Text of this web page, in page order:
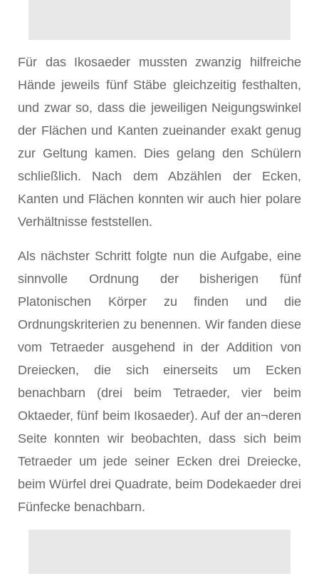
Für das Ikosaeder mussten zwanzig hilfreiche
Hände jeweils fünf Stäbe gleichzeitig festhalten,
und zwar so, dass die jeweiligen Neigungswinkel
der Flächen und Kanten zueinander exakt genug
zur Geltung kamen. Dies gelang den Schülern
schließlich. Nach dem Abzählen der Ecken,
Kanten und Flächen konnten wir auch hier polare
Verhältnisse feststellen.
Als nächster Schritt folgte nun die Aufgabe, eine
sinnvolle Ordnung der bisherigen fünf
Platonischen Körper zu finden und die
Ordnungskriterien zu benennen. Wir fanden diese
vom Tetraeder ausgehend in der Addition von
Dreiecken, die sich einerseits um Ecken
benachbarn (drei beim Tetraeder, vier beim
Oktaeder, fünf beim Ikosaeder). Auf der an¬deren
Seite konnten wir beobachten, dass sich beim
Tetraeder um jede seiner Ecken drei Dreiecke,
beim Würfel drei Quadrate, beim Dodekaeder drei
Fünfecke benachbarn.